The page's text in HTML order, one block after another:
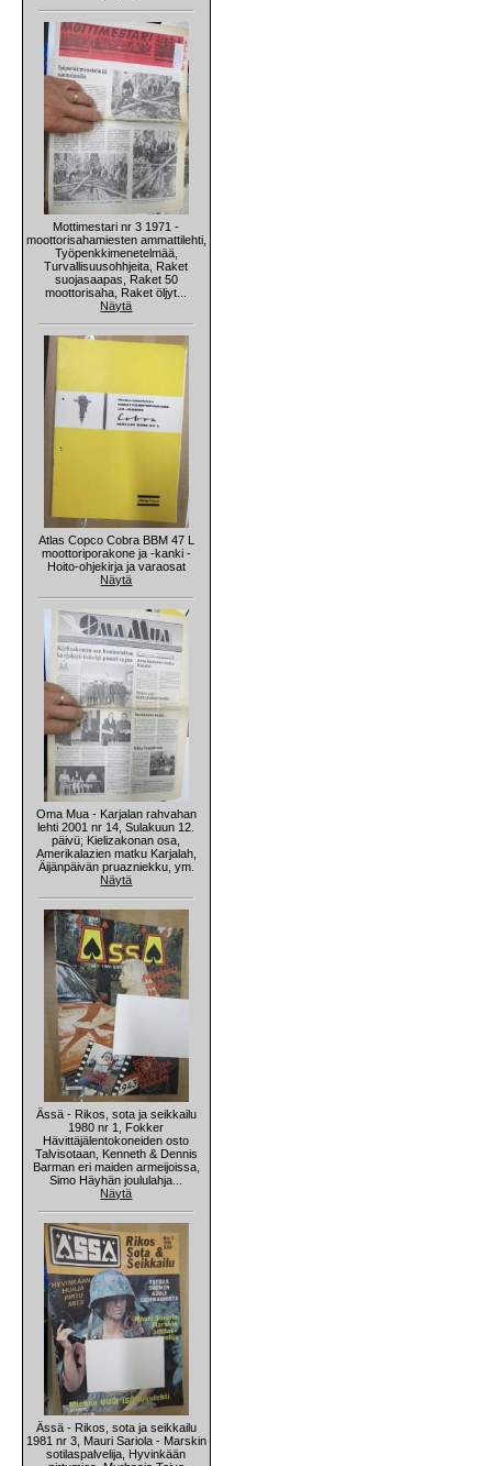
Mottimestari nr 3 1971 -
moottorisahamiesten ammattilehti,
Työpenkkimenetelmää,
Turvallisuusohhjeita, Raket
suojasaapas, Raket 50
moottorisaha, Raket öljyt...
Näytä
Atlas Copco Cobra BBM 47 L
moottoriporakone ja -kanki -
Hoito-ohjekirja ja varaosat
Näytä
Oma Mua - Karjalan rahvahan
lehti 2001 nr 14, Sulakuun 12.
päivü; Kielizakonan osa,
Amerikalazien matku Karjalah,
Äijänpäivän pruazniekku, ym.
Näytä
Ässä - Rikos, sota ja seikkailu
1980 nr 1, Fokker
Hävittäjälentokoneiden osto
Talvisotaan, Kenneth & Dennis
Barman eri maiden armeijoissa,
Simo Häyhän joululahja...
Näytä
Ässä - Rikos, sota ja seikkailu
1981 nr 3, Mauri Sariola - Marskin
sotilaspalvelija, Hyvinkään